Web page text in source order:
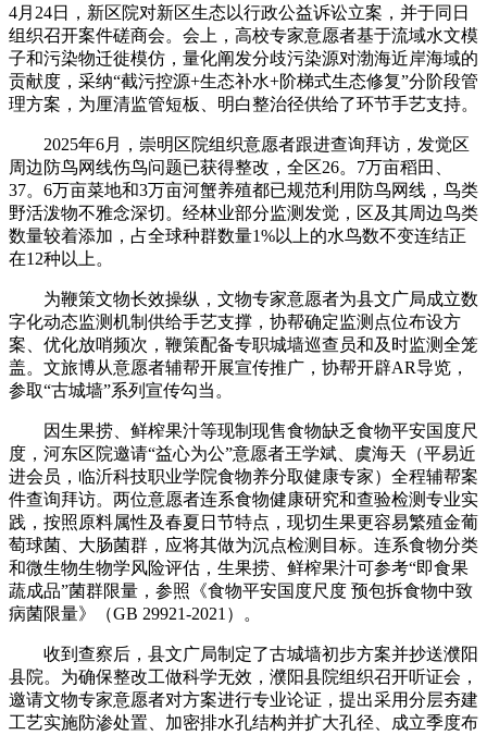
4月24日，新区院对新区生态以行政公益诉讼立案，并于同日
组织召开案件磋商会。会上，高校专家意愿者基于流域水文模
子和污染物迁徙模仿，量化阐发分歧污染源对渤海近岸海域的
贡献度，采纳“截污控源+生态补水+阶梯式生态修复”分阶段管
理方案，为厘清监管短板、明白整治径供给了环节手艺支持。
2025年6月，崇明区院组织意愿者跟进查询拜访，发觉区
周边防鸟网线伤鸟问题已获得整改，全区26。7万亩稻田、
37。6万亩菜地和3万亩河蟹养殖都已规范利用防鸟网线，鸟类
野活泼物不雅念深切。经林业部分监测发觉，区及其周边鸟类
数量较着添加，占全球种群数量1%以上的水鸟数不变连结正
在12种以上。
为鞭策文物长效操纵，文物专家意愿者为县文广局成立数
字化动态监测机制供给手艺支撑，协帮确定监测点位布设方
案、优化放哨频次，鞭策配备专职城墙巡查员和及时监测全笼
盖。文旅博从意愿者辅帮开展宣传推广，协帮开辟AR导览，
参取“古城墙”系列宣传勾当。
因生果捞、鲜榨果汁等现制现售食物缺乏食物平安国度尺
度，河东区院邀请“益心为公”意愿者王学斌、虞海天（平易近
进会员，临沂科技职业学院食物养分取健康专家）全程辅帮案
件查询拜访。两位意愿者连系食物健康研究和查验检测专业实
践，按照原料属性及春夏日节特点，现切生果更容易繁殖金葡
萄球菌、大肠菌群，应将其做为沉点检测目标。连系食物分类
和微生物生物学风险评估，生果捞、鲜榨果汁可参考“即食果
蔬成品”菌群限量，参照《食物平安国度尺度 预包拆食物中致
病菌限量》（GB 29921-2021）。
收到查察后，县文广局制定了古城墙初步方案并抄送濮阳
县院。为确保整改工做科学无效，濮阳县院组织召开听证会，
邀请文物专家意愿者对方案进行专业论证，提出采用分层夯建
工艺实施防渗处置、加密排水孔结构并扩大孔径、成立季度布